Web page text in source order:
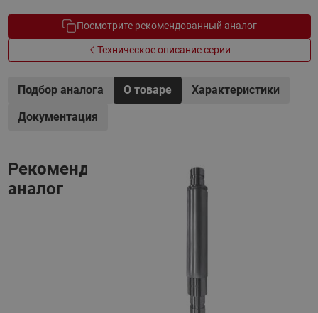
Посмотрите рекомендованный аналог
Техническое описание серии
Подбор аналога О товаре
Характеристики
Документация
Рекомендованный
аналог